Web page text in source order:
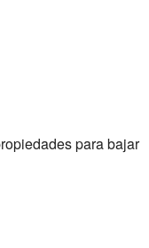
para bajar